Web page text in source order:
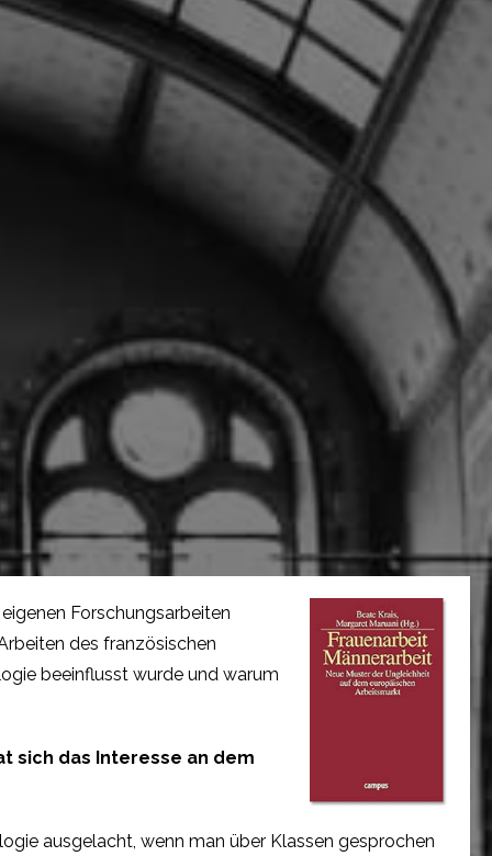
Forschungsarbeiten
des französischen
beeinflusst wurde und warum
sich das Interesse an dem
ausgelacht, wenn man über Klassen gesprochen